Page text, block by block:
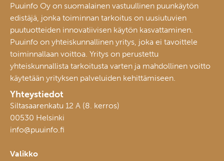
Puuinfo Oy on suomalainen vastuullinen puunkäytön
edistäjä, jonka toiminnan tarkoitus on uusiutuvien
puutuotteiden innovatiivisen käytön kasvattaminen.
Puuinfo on yhteiskunnallinen yritys, joka ei tavoittele
toiminnallaan voittoa. Yritys on perustettu
yhteiskunnallista tarkoitusta varten ja mahdollinen voitto
käytetään yrityksen palveluiden kehittämiseen.
Yhteystiedot
Siltasaarenkatu 12 A (8. kerros)
00530 Helsinki
info@puuinfo.fi
Valikko